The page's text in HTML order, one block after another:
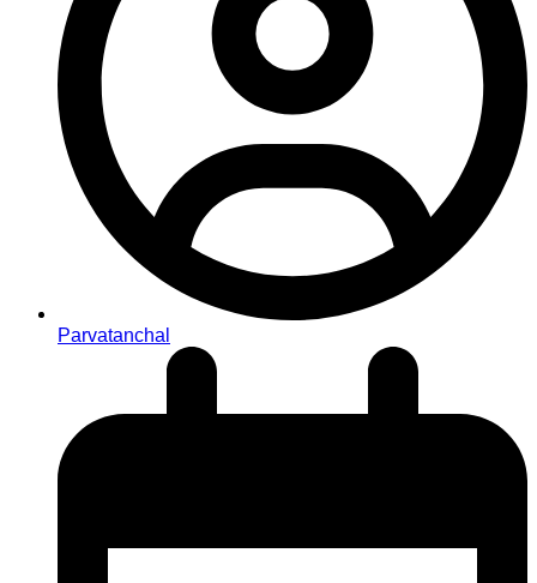
Parvatanchal